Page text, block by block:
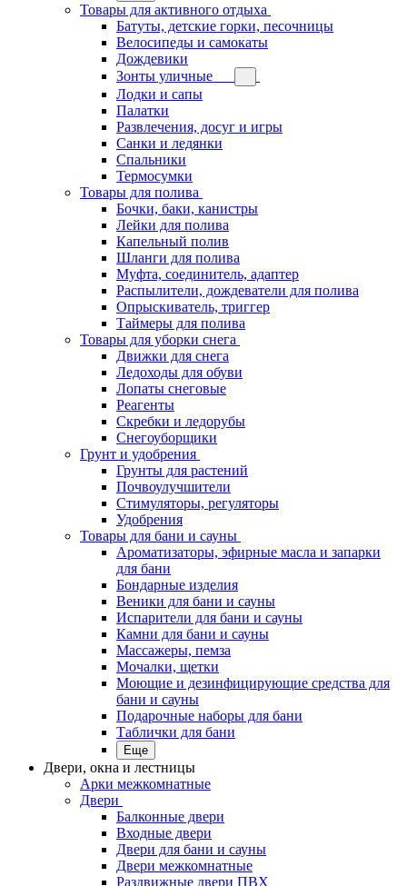
Товары для активного отдыха
Батуты, детские горки, песочницы
Велосипеды и самокаты
Дождевики
Зонты уличные
Лодки и сапы
Палатки
Развлечения, досуг и игры
Санки и ледянки
Спальники
Термосумки
Товары для полива
Бочки, баки, канистры
Лейки для полива
Капельный полив
Шланги для полива
Муфта, соединитель, адаптер
Распылители, дождеватели для полива
Опрыскиватель, триггер
Таймеры для полива
Товары для уборки снега
Движки для снега
Ледоходы для обуви
Лопаты снеговые
Реагенты
Скребки и ледорубы
Снегоуборщики
Грунт и удобрения
Грунты для растений
Почвоулучшители
Стимуляторы, регуляторы
Удобрения
Товары для бани и сауны
Ароматизаторы, эфирные масла и запарки
для бани
Бондарные изделия
Веники для бани и сауны
Испарители для бани и сауны
Камни для бани и сауны
Массажеры, пемза
Мочалки, щетки
Моющие и дезинфицирующие средства для
бани и сауны
Подарочные наборы для бани
Таблички для бани
Еще
Двери, окна и лестницы
Арки межкомнатные
Двери
Балконные двери
Входные двери
Двери для бани и сауны
Двери межкомнатные
Раздвижные двери ПВХ